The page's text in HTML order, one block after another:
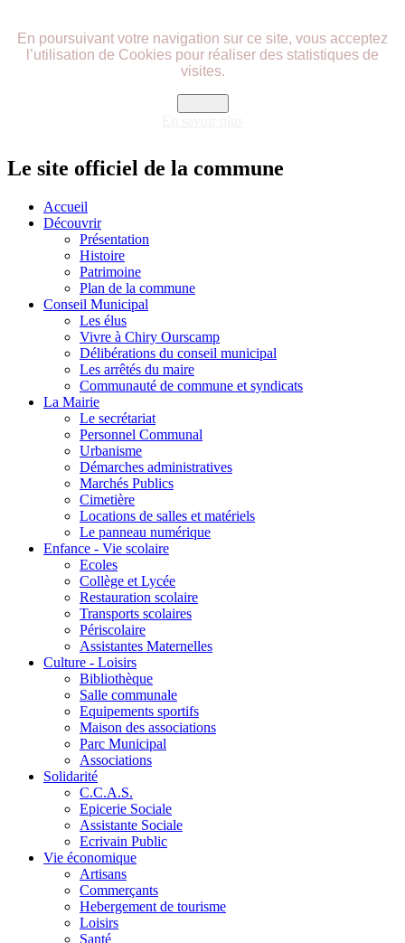
En poursuivant votre navigation sur ce site, vous acceptez
l’utilisation de Cookies pour réaliser des statistiques de
visites.
Le site officiel de la commune
Accueil
Découvrir
Présentation
Histoire
Patrimoine
Plan de la commune
Conseil Municipal
Les élus
Vivre à Chiry Ourscamp
Délibérations du conseil municipal
Les arrêtés du maire
Communauté de commune et syndicats
La Mairie
Le secrétariat
Personnel Communal
Urbanisme
Démarches administratives
Marchés Publics
Cimetière
Locations de salles et matériels
Le panneau numérique
Enfance - Vie scolaire
Ecoles
Collège et Lycée
Restauration scolaire
Transports scolaires
Périscolaire
Assistantes Maternelles
Culture - Loisirs
Bibliothèque
Salle communale
Equipements sportifs
Maison des associations
Parc Municipal
Associations
Solidarité
C.C.A.S.
Epicerie Sociale
Assistante Sociale
Ecrivain Public
Vie économique
Artisans
Commerçants
Hebergement de tourisme
Loisirs
Santé